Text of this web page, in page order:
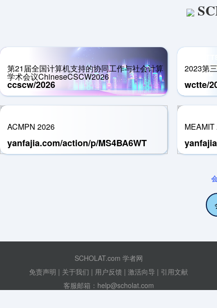
第21届全国计算机支持的协同工作与社会计算
学术会议ChineseCSCW2026
ccscw/2026
2023第
wctte/
ACMPN 2026
yanfajia.com/action/p/MS4BA6WT
MEAMIT
SCHOLAT.com 学者网
免责声明 | 关于我们 | 用户反馈 | 激活向导 | 引用文献
客服邮箱：help@scholat.com